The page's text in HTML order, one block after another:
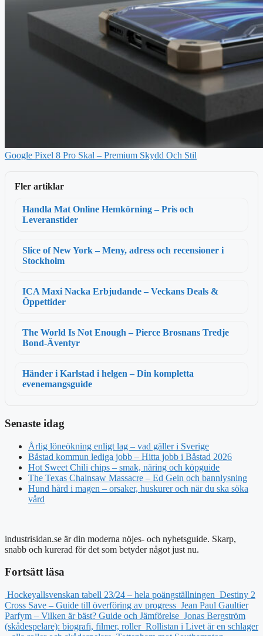
Google Pixel 8 Pro Skal – Premium Skydd Och Stil
Fler artiklar
Handla Mat Online Hemkörning – Pris och
Leveranstider
Slice of New York – Meny, adress och recensioner i
Stockholm
ICA Maxi Nacka Erbjudande – Veckans Deals &
Öppettider
The World Is Not Enough – Pierce Brosnans Tredje
Bond-Äventyr
Händer i Karlstad i helgen – Din kompletta
evenemangsguide
Senaste idag
Årlig löneökning enligt lag – vad gäller i Sverige
Båstad kommun lediga jobb – Hitta jobb i Båstad 2026
Hot Sweet Chili chips – smak, näring och köpguide
The Texas Chainsaw Massacre – Ed Gein och bannlysning
Hund hård i magen – orsaker, huskurer och när du ska söka
vård
industrisidan.se är din moderna nöjes- och nyhetsguide. Skarp,
snabb och kurerad för det som betyder något just nu.
Fortsätt läsa
Hockeyallsvenskan tabell 23/24 – hela poängställningen Destiny 2
Cross Save – Guide till överföring av progress Jean Paul Gaultier
Parfym – Vilken är bäst? Guide och Jämförelse Jonas Bergström
(skådespelare): biografi, filmer, roller Rollistan i Livet är en schlager